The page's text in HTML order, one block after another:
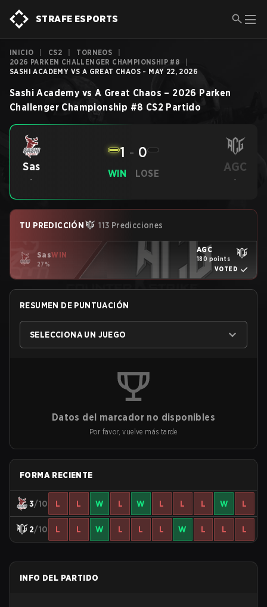
STRAFE ESPORTS
INICIO CS2 TORNEOS
2026 PARKEN CHALLENGER CHAMPIONSHIP #8
SASHI ACADEMY VS A GREAT CHAOS - MAY 22, 2026
Sashi Academy vs A Great Chaos – 2026 Parken
Challenger Championship #8 CS2 Partido
Sas
-
WIN
1 - 0
LOSE AGC
-
TU PREDICCIÓN 113 Predicciones
SasWIN
27%
AGC
180 points
VOTED
RESUMEN DE PUNTUACIÓN
SELECCIONA UN JUEGO
Datos del marcador no disponibles
Por favor, vuelve más tarde
FORMA RECIENTE
3/10 L L W L W L L L W L
2/10 L L W L L L W L L L
INFO DEL PARTIDO